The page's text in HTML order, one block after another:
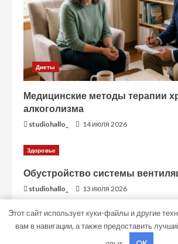
Диеты
Медицинские методы терапии
алкоголизма
studiohallo_ 14 июля 2026
Здоровье
Обустройство системы
studiohallo_ 13 июля 2026
Copyright © Все права защищены.|
Этот сайт использует куки-файлы и другие
вам в навигации, а также предоставить